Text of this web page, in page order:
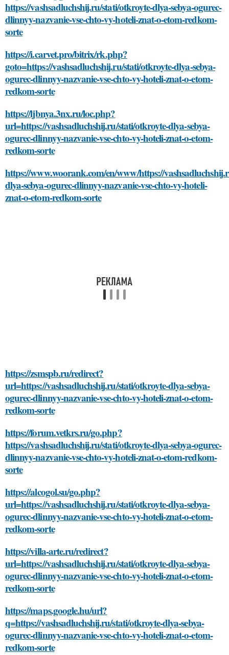
https://vashsadluchshij.ru/stati/otkroyte-dlya-sebya-ogurec-
dlinnyy-nazvanie-vse-chto-vy-hoteli-znat-o-etom-redkom-
sorte
https://i.carvet.pro/bitrix/rk.php?
goto=https://vashsadluchshij.ru/stati/otkroyte-dlya-sebya-
ogurec-dlinnyy-nazvanie-vse-chto-vy-hoteli-znat-o-etom-
redkom-sorte
https://ljbnya.3nx.ru/loc.php?
url=https://vashsadluchshij.ru/stati/otkroyte-dlya-sebya-
ogurec-dlinnyy-nazvanie-vse-chto-vy-hoteli-znat-o-etom-
redkom-sorte
https://www.woorank.com/en/www/https://
dlya-sebya-ogurec-dlinnyy-nazvanie-vse-chto-vy-hoteli-
znat-o-etom-redkom-sorte
https://zsmspb.ru/redirect?
url=https://vashsadluchshij.ru/stati/otkroyte-dlya-sebya-
ogurec-dlinnyy-nazvanie-vse-chto-vy-hoteli-znat-o-etom-
redkom-sorte
https://forum.vetkrs.ru/go.php?
https://vashsadluchshij.ru/stati/otkroyte-dlya-sebya-ogurec-
dlinnyy-nazvanie-vse-chto-vy-hoteli-znat-o-etom-redkom-
sorte
https://alcogol.su/go.php?
url=https://vashsadluchshij.ru/stati/otkroyte-dlya-sebya-
ogurec-dlinnyy-nazvanie-vse-chto-vy-hoteli-znat-o-etom-
redkom-sorte
https://villa-arte.ru/redirect?
url=https://vashsadluchshij.ru/stati/otkroyte-dlya-sebya-
ogurec-dlinnyy-nazvanie-vse-chto-vy-hoteli-znat-o-etom-
redkom-sorte
https://maps.google.hu/url?
q=https://vashsadluchshij.ru/stati/otkroyte-dlya-sebya-
ogurec-dlinnyy-nazvanie-vse-chto-vy-hoteli-znat-o-etom-
redkom-sorte